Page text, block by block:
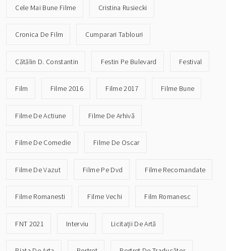
Cele Mai Bune Filme Cristina Rusiecki
Cronica De Film Cumparari Tablouri
Cătălin D. Constantin Festin Pe Bulevard Festival
Film Filme 2016 Filme 2017 Filme Bune
Filme De Actiune Filme De Arhivă
Filme De Comedie Filme De Oscar
Filme De Vazut Filme Pe Dvd Filme Recomandate
Filme Romanesti Filme Vechi Film Romanesc
FNT 2021 Interviu Licitații De Artă